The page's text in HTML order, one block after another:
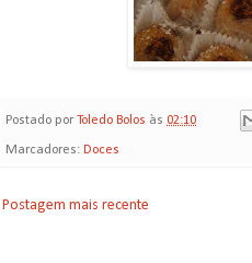
Postado por Toledo Bolos às 02:10
Marcadores: Doces
Postagem mais recente